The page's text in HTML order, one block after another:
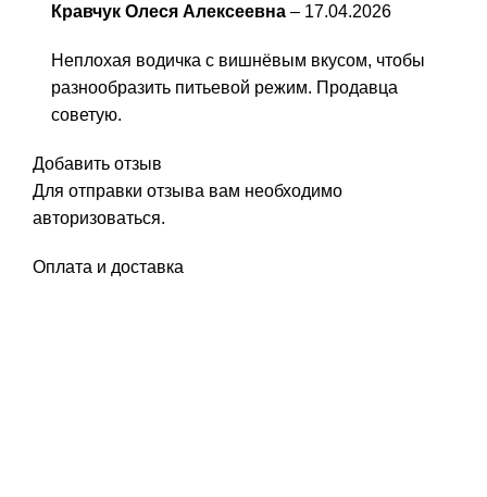
Кравчук Олеся Алексеевна – 17.04.2026
Неплохая водичка с вишнёвым вкусом, чтобы
разнообразить питьевой режим. Продавца
советую.
Добавить отзыв
Для отправки отзыва вам необходимо
авторизоваться.
Оплата и доставка